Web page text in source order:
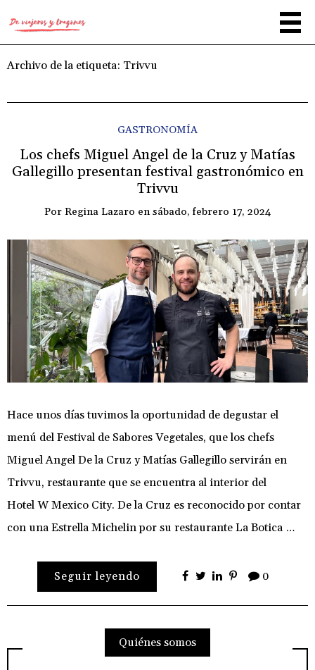
Archivo de la etiqueta: Trivvu
GASTRONOMÍA
Los chefs Miguel Angel de la Cruz y Matías
Gallegillo presentan festival gastronómico en
Trivvu
Por Regina Lazaro ensábado, febrero 17, 2024
Hace unos días tuvimos la oportunidad de degustar el
menú del Festival de Sabores Vegetales, que los chefs
Miguel Angel De la Cruz y Matías Gallegillo servirán en
Trivvu, restaurante que se encuentra al interior del
Hotel W Mexico City. De la Cruz es reconocido por contar
con una Estrella Michelin por su restaurante La Botica …
Seguir leyendo 0
Quiénes somos